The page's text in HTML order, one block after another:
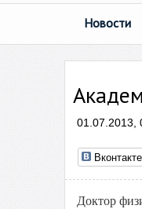
Новости
01.07.2013,
Вконтакте
Доктор